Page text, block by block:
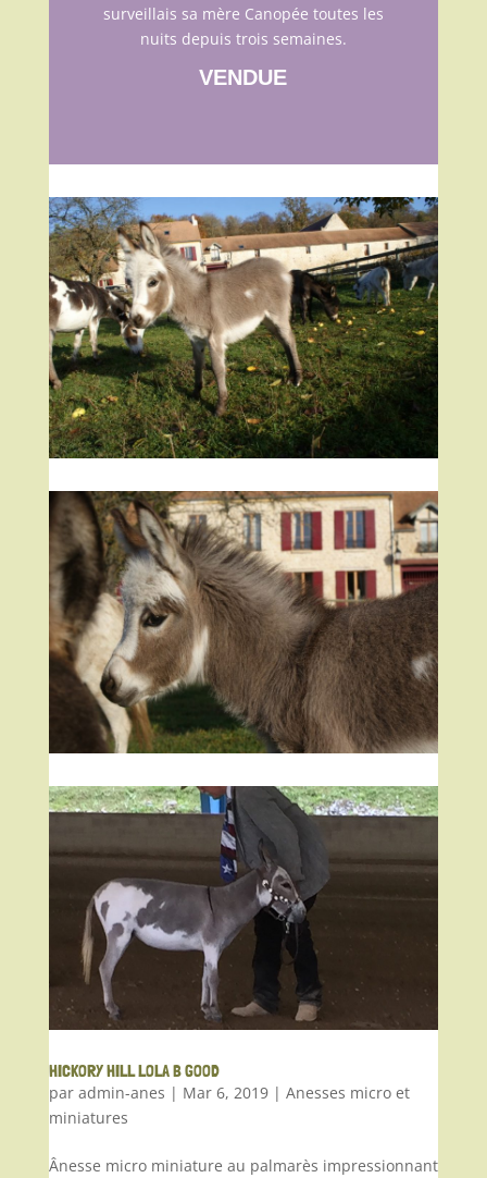
surveillais sa mère Canopée toutes les
nuits depuis trois semaines.
VENDUE
HICKORY HILL LOLA B GOOD
par admin-anes | Mar 6, 2019| Anesses micro et
miniatures
Ânesse micro miniature au palmarès impressionnant